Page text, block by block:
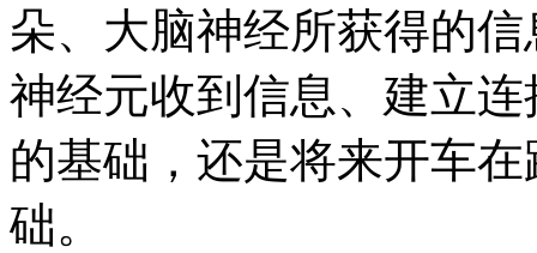
朵、大脑神经所获得的
神经元收到信息、建立
的基础，还是将来开车
础。